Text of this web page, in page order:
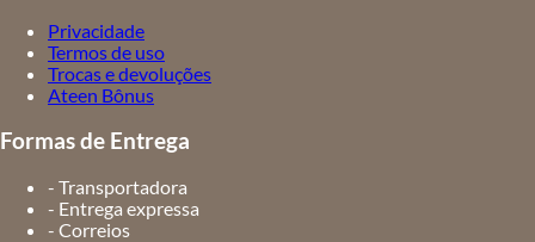
Privacidade
Termos de uso
Trocas e devoluções
Ateen Bônus
Formas de Entrega
- Transportadora
- Entrega expressa
- Correios